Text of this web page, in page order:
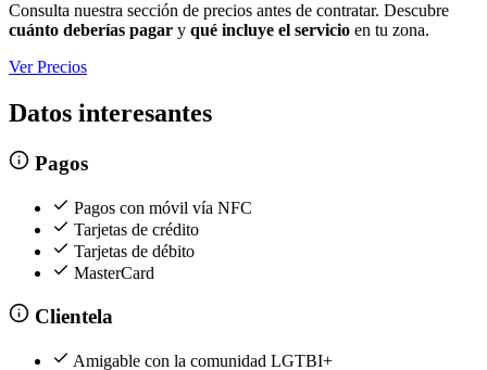
Consulta nuestra sección de precios antes de contratar. Descubre
cuánto deberías pagar y qué incluye el servicio en tu zona.
Ver Precios
Datos interesantes
Pagos
Pagos con móvil vía NFC
Tarjetas de crédito
Tarjetas de débito
MasterCard
Clientela
Amigable con la comunidad LGTBI+